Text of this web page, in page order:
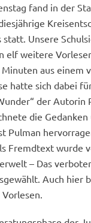
fand in der
Unsere
elf weitere
aus einem
hatte sich dabei
der Autorin
die
Pulman
Fremdtext wurde
– Das
Auch hier